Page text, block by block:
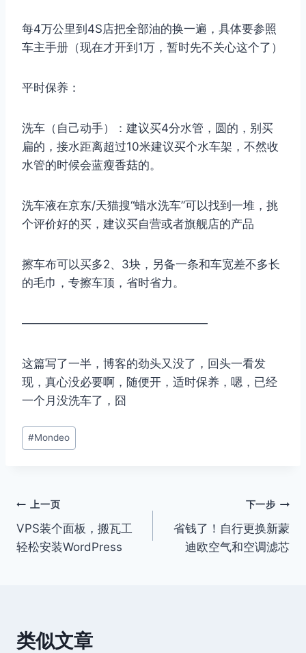
每4万公里到4S店把全部油的换一遍，具体要参照
车主手册（现在才开到1万，暂时先不关心这个了）
平时保养：
洗车（自己动手）：建议买4分水管，圆的，别买
扁的，接水距离超过10米建议买个水车架，不然收
水管的时候会蓝瘦香菇的。
洗车液在京东/天猫搜“蜡水洗车”可以找到一堆，挑
个评价好的买，建议买自营或者旗舰店的产品
擦车布可以买多2、3块，另备一条和车宽差不多长
的毛巾，专擦车顶，省时省力。
————————————————
这篇写了一半，博客的劲头又没了，回头一看发
现，真心没必要啊，随便开，适时保养，嗯，已经
一个月没洗车了，囧
文
章
#Mondeo
文
章
上一页
VPS装个面板，搬瓦工
轻松安装WordPress
下一步
省钱了！自行更换新蒙
迪欧空气和空调滤芯
类似文章